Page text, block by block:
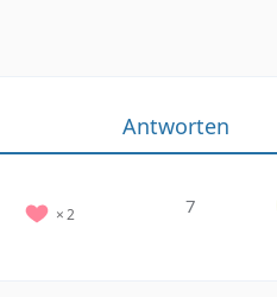
Antworten
2 7